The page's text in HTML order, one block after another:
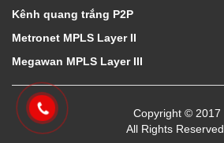
Kênh quang trắng P2P
Metronet MPLS Layer II
Megawan MPLS Layer III
Copyright © 2017
All Rights Reserved.